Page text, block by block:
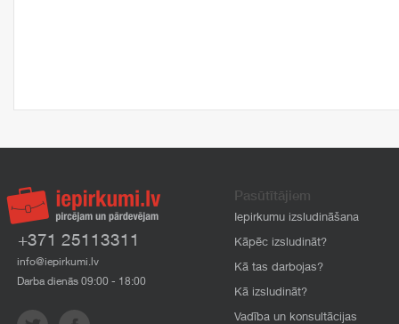
+371 25113311
info@iepirkumi.lv
Darba dienās 09:00 - 18:00
Pasūtītājiem
Iepirkumu izsludināšana
Kāpēc izsludināt?
Kā tas darbojas?
Kā izsludināt?
Vadība un konsultācijas